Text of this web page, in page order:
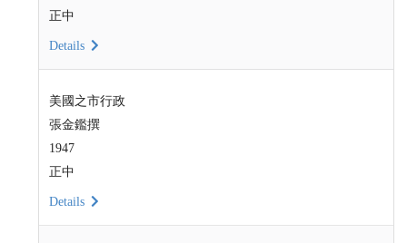
正中
Details
美國之市行政
張金鑑撰
1947
正中
Details